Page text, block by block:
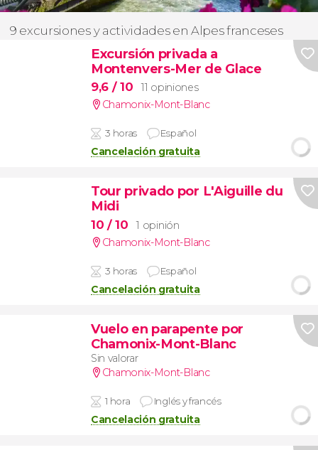
9 excursiones y actividades en Alpes franceses
Excursión privada a
Montenvers-Mer de Glace
9,6 / 10
11 opiniones
Chamonix-Mont-Blanc
3 horas Español
Cancelación gratuita
Tour privado por L'Aiguille du
Midi
10 / 10
1 opinión
Chamonix-Mont-Blanc
3 horas Español
Cancelación gratuita
Vuelo en parapente por
Chamonix-Mont-Blanc
Sin valorar
Chamonix-Mont-Blanc
1 hora Inglés y francés
Cancelación gratuita